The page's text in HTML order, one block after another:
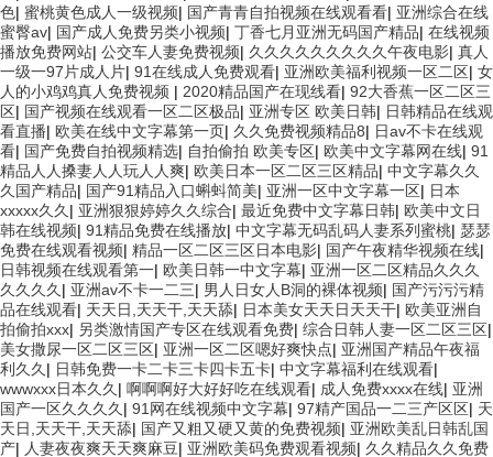
色| 蜜桃黄色成人一级视频| 国产青青自拍视频在线观看看| 亚洲综合在线
蜜臀av| 国产成人免费另类小视频| 丁香七月亚洲无码国产精品| 在线视频
播放免费网站| 公交车人妻免费视频| 久久久久久久久久久午夜电影| 真人
一级一97片成人片| 91在线成人免费观看| 亚洲欧美福利视频一区二区| 女
人的小鸡鸡真人免费视频 | 2020精品国产在现线看| 92大香蕉一区二区三
区| 国产视频在线观看一区二区极品| 亚洲专区 欧美日韩| 日韩精品在线观
看直播| 欧美在线中文字幕第一页| 久久免费视频精品8| 日av不卡在线观
看| 国产免费自拍视频精选| 自拍偷拍 欧美专区| 欧美中文字幕网在线| 91
精品人人搡妻人人玩人人爽| 欧美日本一区二区三区精品| 中文字幕久久
久国产精品| 国产91精品入口蝌蚪简美| 亚洲一区中文字幕一区| 日本
xxxxx久久 | 亚洲狠狠婷婷久久综合| 最近免费中文字幕日韩| 欧美中文日
韩在线视频| 91精品免费在线播放| 中文字幕无码乱码人妻系列蜜桃| 瑟瑟
免费在线观看视频| 精品一区二区三区日本电影| 国产午夜精华视频在线|
日韩视频在线观看第一| 欧美日韩一中文字幕| 亚洲一区二区精品久久久
久久久久 | 亚洲av不卡一二三| 男人日女人B洞的裸体视频| 国产污污污精
品在线观看| 天天日,天天干,天天舔| 日本美女天天日天天干| 欧美亚洲自
拍偷拍xxx| 另类激情国产专区在线观看免费| 综合日韩人妻一区二区三区|
美女撒尿一区二区三区| 亚洲一区二区嗯好爽快点| 亚洲国产精品午夜福
利久久 | 日韩免费一卡二卡三卡四卡五卡| 中文字幕福利在线观看|
wwwxxx日本久久 | 啊啊啊好大好好吃在线观看| 成人免费xxxx在线| 亚洲
国产一区久久久久 | 91网在线视频中文字幕| 97精产国品一二三产区区| 天
天日,天天干,天天舔| 国产又粗又硬又黄的免费视频| 亚洲欧美乱日韩乱国
产| 人妻夜夜爽天天爽麻豆| 亚洲欧美码免费观看视频| 久久精品久久免费